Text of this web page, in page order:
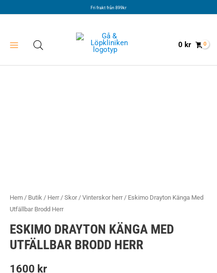
Fri frakt från 899kr
0 kr
Hem / Butik / Herr/ Skor/ Vinterskor herr/ Eskimo Drayton Känga Med
Utfällbar Brodd Herr
ESKIMO DRAYTON KÄNGA MED
UTFÄLLBAR BRODD HERR
1600 kr